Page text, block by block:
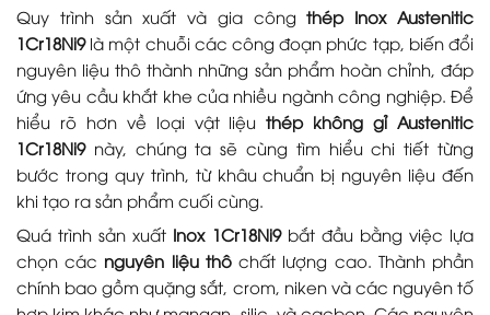
Quy trình sản xuất và gia côngthép Inox Austenitic
1Cr18Ni9là một chuỗi các công đoạn phức tạp, biến đổi
nguyên liệu thô thành những sản phẩm hoàn chỉnh, đáp
ứng yêu cầu khắt khe của nhiều ngành công nghiệp. Để
hiểu rõ hơn về loại vật liệuthép không gỉ Austenitic
1Cr18Ni9này, chúng ta sẽ cùng tìm hiểu chi tiết từng
bước trong quy trình, từ khâu chuẩn bị nguyên liệu đến
khi tạo ra sản phẩm cuối cùng.
Quá trình sản xuất Inox 1Cr18Ni9bắt đầu bằng việc lựa
chọn các nguyên liệu thôchất lượng cao. Thành phần
chính bao gồm quặng sắt, crom, niken và các nguyên tố